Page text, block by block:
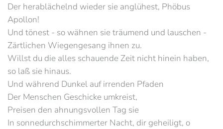
Der herablächelnd wieder sie anglühest, Phöbus
Apollon!
Und tönest - so wähnen sie träumend und lauschen -
Zärtlichen Wiegengesang ihnen zu.
Willst du die alles schauende Zeit nicht hinein haben,
so laß sie hinaus.
Und während Dunkel auf irrenden Pfaden
Der Menschen Geschicke umkreist,
Preisen den ahnungsvollen Tag sie
In sonnedurchschimmerter Nacht, dir geheiligt, o